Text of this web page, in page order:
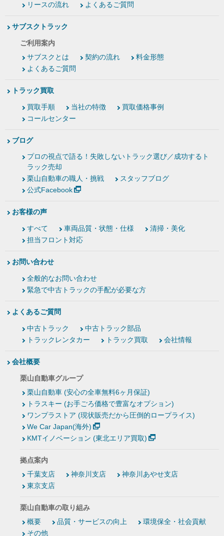
リースの流れ
よくあるご質問
サブスクトラック
ご利用案内
サブスクとは
契約の流れ
料金形態
よくあるご質問
トラック買取
買取手順 当社の特徴
買取価格事例
コールセンター
ブログ
プロの視点で語る！失敗しないトラック選び／成功するト
ラック売却
栗山自動車の職人・挑戦
スタッフブログ
公式Facebook
お客様の声
すべて 車両品質・状態・仕様
清掃・美化
担当フロント対応
お問い合わせ
全般的なお問い合わせ
緊急で中古トラックの手配が必要な方
よくあるご質問
中古トラック
中古トラック部品
トラックレンタカー
トラック買取 会社情報
会社概要
栗山自動車グループ
栗山自動車 (安心の全車無料6ヶ月保証)
トラスキー (お手ごろ価格で豊富なオプション)
ワンプラストア (現状販売だから圧倒的ロープライス)
We Car Japan(海外)
KMTイノベーション (東北エリア買取)
拠点案内
千葉支店
神奈川支店
神奈川あやせ支店
東京支店
栗山自動車の取り組み
概要
品質・サービスの向上
環境保全・社会貢献
その他